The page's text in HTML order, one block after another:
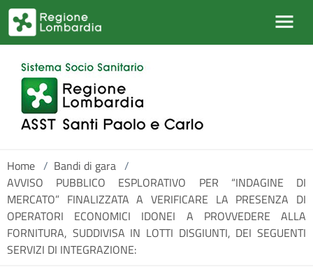
Salta al contenuto principale
Home / Bandi di gara /
AVVISO PUBBLICO ESPLORATIVO PER “INDAGINE DI
MERCATO” FINALIZZATA A VERIFICARE LA PRESENZA DI
OPERATORI ECONOMICI IDONEI A PROVVEDERE ALLA
FORNITURA, SUDDIVISA IN LOTTI DISGIUNTI, DEI SEGUENTI
SERVIZI DI INTEGRAZIONE: